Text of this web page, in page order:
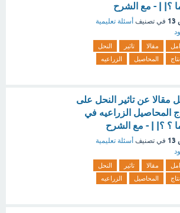
؟| | - مع الشرح
في تصنيف أسئلة تعليمية
امل مقالا تاثير
النحل
المحاصيل
الزراعيه
مقالا عن تاثير النحل على
المحاصيل الزراعيه في
؟ ؟| | - مع الشرح
في تصنيف أسئلة تعليمية
امل مقالا تاثير
النحل
المحاصيل
الزراعيه